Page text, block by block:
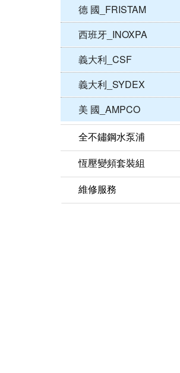
義大利_OMAC
相關元件
德 國_FRISTAM
西班牙_INOXPA
義大利_CSF
義大利_SYDEX
美 國_AMPCO
全不鏽鋼水泵浦
臺 灣_JVP
美 國_MTH
恆壓變頻套裝組
不銹鋼水泵浦恆壓變頻
維修服務